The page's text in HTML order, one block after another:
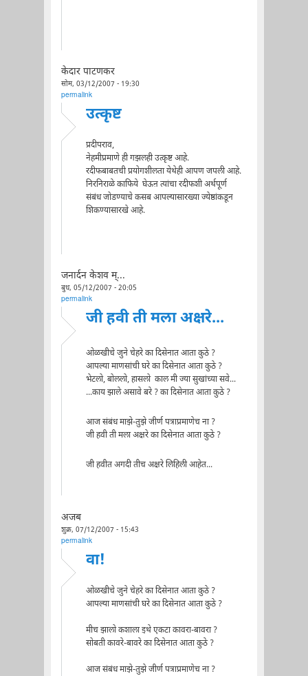
केदार पाटणकर
सोम, 03/12/2007 - 19:30
permalink
उत्कृष्ट
प्रदीपराव,
नेहमीप्रमाणे ही गझलही उत्कृष्ट आहे.
रदीफबाबतची प्रयोगशीलता येथेही आपण जपली आहे.
निरनिराळे काफिये घेऊऩ त्यांचा रदीफशी अर्थपूर्ण
संबंध जोडण्याचे कसब आपल्यासारख्या ज्येष्ठांकडून
शिकण्यासारखे आहे.
जनार्दन केशव म्...
बुध, 05/12/2007 - 20:05
permalink
जी हवी ती मला अक्षरे...
ओळखीचे जुने चेहरे का दिसेनात आता कुठे ?
आपल्या माणसांची घरे का दिसेनात आता कुठे ?
भेटलो, बोललो, हासलो काल मी ज्या सुखांच्या सवे...
...काय झाले असावे बरे ? का दिसेनात आता कुठे ?
आज संबंध माझे-तुझे जीर्ण पत्राप्रमाणेच ना ?
जी हवी ती मला अक्षरे का दिसेनात आता कुठे ?
जी हवीत अगदी तीच अक्षरे लिहिली आहेत...
अजब
शुक्र, 07/12/2007 - 15:43
permalink
वा!
ओळखीचे जुने चेहरे का दिसेनात आता कुठे ?
आपल्या माणसांची घरे का दिसेनात आता कुठे ?
मीच झालो कशाला इथे एकटा कावरा-बावरा ?
सोबती कावरे-बावरे का दिसेनात आता कुठे ?
आज संबंध माझे-तुझे जीर्ण पत्राप्रमाणेच ना ?